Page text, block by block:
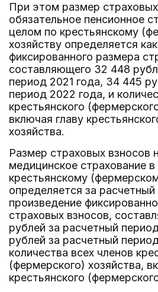
При этом размер
обязательное пенсионное
целом по крестьянскому
хозяйству определяется
фиксированного размера
составляющего 32 448
период 2021 года, 34 445
период 2022 года, и
крестьянского
включая главу
хозяйства.
Размер страховых взносов
медицинское страхование
крестьянскому
определяется за
произведение
страховых взносов,
рублей за расчетный
рублей за расчетный
количества всех членов
(фермерского) хозяйства,
крестьянского